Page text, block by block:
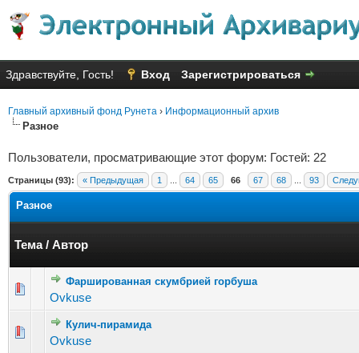
Здравствуйте, Гость! Вход Зарегистрироваться
Главный архивный фонд Рунета › Информационный архив
Разное
Пользователи, просматривающие этот форум: Гостей: 22
Страницы (93): « Предыдущая 1 64 65 66 67 68 93
Разное
Тема/ Автор
Фаршированная скумбрией горбуша
Ovkuse
Голосов: 4 - Средняя оценка: 2.5 из 5
1234 5
Кулич-пирамида
Ovkuse
Голосов: 5 - Средняя оценка: 2.6 из 5
12345